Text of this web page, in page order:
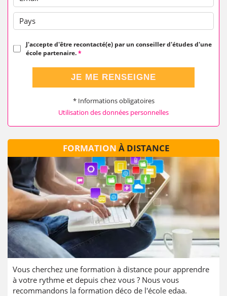
Pays
J'accepte d'être recontacté(e) par un conseiller d'études d'une
école partenaire.*
JE ME RENSEIGNE
* Informations obligatoires
Utilisation des données personnelles
FORMATION À DISTANCE
Vous cherchez une formation à distance pour apprendre
à votre rythme et depuis chez vous ? Nous vous
recommandons la formation déco de l'école edaa.